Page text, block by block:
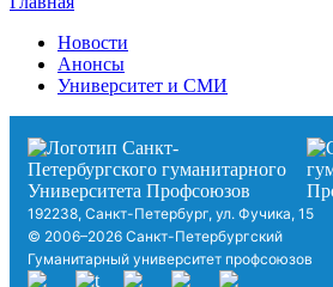
Новости
Анонсы
Университет и СМИ
192238, Санкт-Петербург, ул. Фучика, 15
© 2006–2026 Санкт-Петербургский
Гуманитарный университет профсоюзов